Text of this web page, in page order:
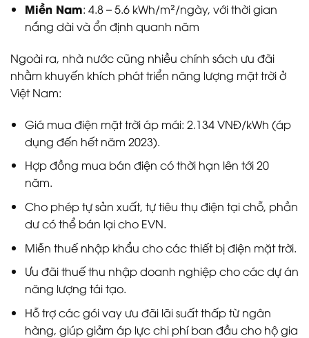
Miền Nam: 4.8 – 5.6 kWh/m²/ngày, với thời gian
nắng dài và ổn định quanh năm
Ngoài ra, nhà nước cũng nhiều chính sách ưu đãi
nhằm khuyến khích phát triển năng lượng mặt trời ở
Việt Nam:
Giá mua điện mặt trời áp mái: 2.134 VNĐ/kWh (áp
dụng đến hết năm 2023).
Hợp đồng mua bán điện có thời hạn lên tới 20
năm.
Cho phép tự sản xuất, tự tiêu thụ điện tại chỗ, phần
dư có thể bán lại cho EVN.
Miễn thuế nhập khẩu cho các thiết bị điện mặt trời.
Ưu đãi thuế thu nhập doanh nghiệp cho các dự án
năng lượng tái tạo.
Hỗ trợ các gói vay ưu đãi lãi suất thấp từ ngân
hàng, giúp giảm áp lực chi phí ban đầu cho hộ gia